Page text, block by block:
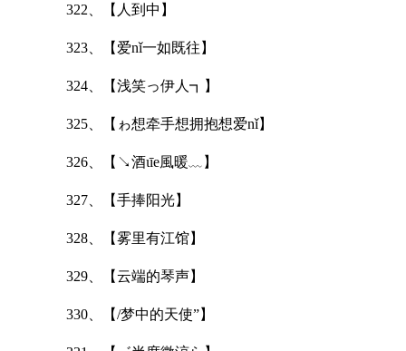
322、【人到中】
323、【爱nǐ一如既往】
324、【浅笑っ伊人┓】
325、【ゎ想牵手想拥抱想爱nǐ】
326、【↘酒ιīe風暖﹏】
327、【手捧阳光】
328、【雾里有江馆】
329、【云端的琴声】
330、【/梦中的天使”】